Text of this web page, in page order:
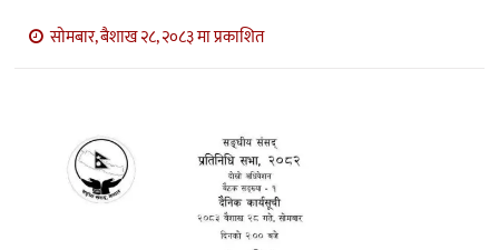
मनोरञ्जन
सोमबार, बैशाख २८, २०८३ मा प्रकाशित